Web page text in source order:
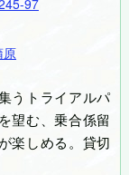
原
うトライアルパ
望む、乗合係留
楽しめる。貸切